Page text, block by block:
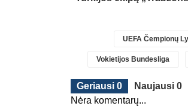
UEFA Čempionų
Vokietijos Bundesliga
Geriausi 0 Naujausi 0
Nėra komentarų...